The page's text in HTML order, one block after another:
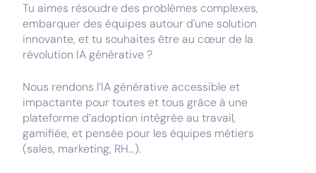
Tu aimes résoudre des problèmes complexes,
embarquer des équipes autour d'une solution
innovante, et tu souhaites être au cœur de la
révolution IA générative ?
Nous rendons l’IA générative accessible et
impactante pour toutes et tous grâce à une
plateforme d’adoption intégrée au travail,
gamifiée, et pensée pour les équipes métiers
(sales, marketing, RH…).